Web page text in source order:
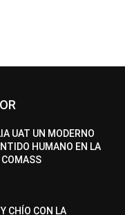
UAT UN MODERNO
HUMANO EN LA
COMASS
CHÍO CON LA